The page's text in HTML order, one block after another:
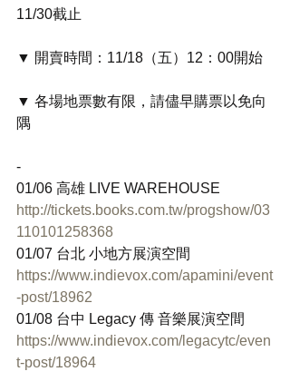
11/30截止
▼ 開賣時間：11/18（五）12：00開始
▼ 各場地票數有限，請儘早購票以免向
隅
-
01/06 高雄 LIVE WAREHOUSE
http://tickets.books.com.tw/progshow/03
110101258368
01/07 台北 小地方展演空間
https://www.indievox.com/apamini/event
-post/18962
01/08 台中 Legacy 傳 音樂展演空間
https://www.indievox.com/legacytc/even
t-post/18964